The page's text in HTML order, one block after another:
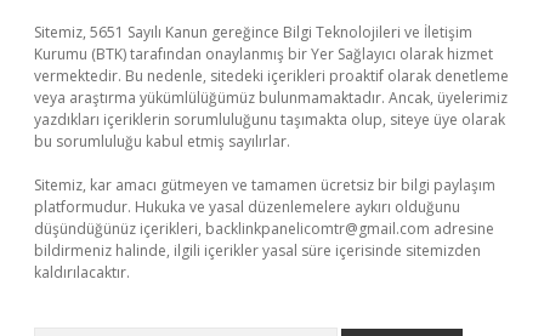
Sitemiz, 5651 Sayılı Kanun gereğince Bilgi Teknolojileri ve İletişim
Kurumu (BTK) tarafından onaylanmış bir Yer Sağlayıcı olarak hizmet
vermektedir. Bu nedenle, sitedeki içerikleri proaktif olarak denetleme
veya araştırma yükümlülüğümüz bulunmamaktadır. Ancak, üyelerimiz
yazdıkları içeriklerin sorumluluğunu taşımakta olup, siteye üye olarak
bu sorumluluğu kabul etmiş sayılırlar.
Sitemiz, kar amacı gütmeyen ve tamamen ücretsiz bir bilgi paylaşım
platformudur. Hukuka ve yasal düzenlemelere aykırı olduğunu
düşündüğünüz içerikleri, backlinkpanelicomtr@gmail.com adresine
bildirmeniz halinde, ilgili içerikler yasal süre içerisinde sitemizden
kaldırılacaktır.